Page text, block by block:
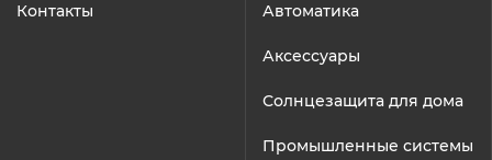
Контакты Автоматика
Аксессуары
Солнцезащита для дома
Промышленные системы